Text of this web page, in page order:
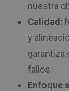
nuestra
Calidad:
y
garantiza
fallos.
Enfoque